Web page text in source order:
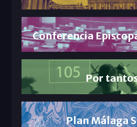
Conferencia
Por
Plan Málaga